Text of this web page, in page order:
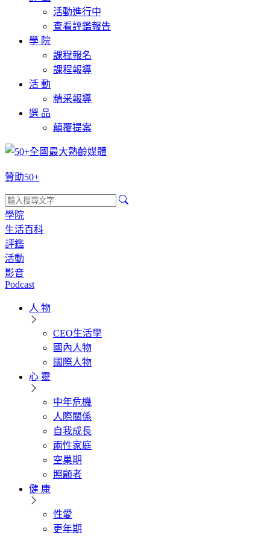
活動進行中
查看評鑑報告
學 院
課程報名
課程報導
活 動
精采報導
選 品
顛覆提案
贊助50+
學院
生活百科
評鑑
活動
影音
Podcast
人 物
CEO生活學
國內人物
國際人物
心 靈
中年危機
人際關係
自我成長
兩性家庭
空巢期
照顧者
健 康
性愛
更年期